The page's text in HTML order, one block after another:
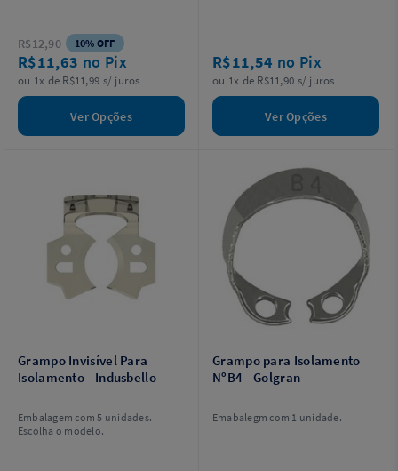
R$12,90 10% OFF
R$11,63 no Pix
ou 1x de R$11,99 s/ juros
Ver Opções
R$11,54 no Pix
ou 1x de R$11,90 s/ juros
Ver Opções
Grampo Invisível Para
Isolamento - Indusbello
Embalagem com 5 unidades.
Escolha o modelo.
Grampo para Isolamento
NºB4 - Golgran
Emabalegm com 1 unidade.